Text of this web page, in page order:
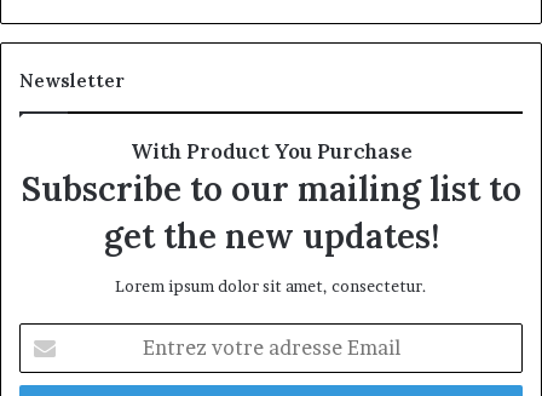
Newsletter
With Product You Purchase
Subscribe to our mailing list to
get the new updates!
Lorem ipsum dolor sit amet, consectetur.
votre
adresse